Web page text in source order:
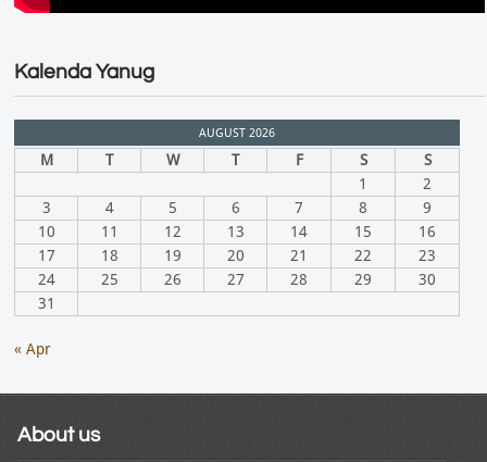
Kalenda Yanug
AUGUST 2026
M T W T F S
S
1
2
3
4 5 6 7 8
9
10
11 12 13 14 15
16
17
18 19 20 21 22
23
24
25 26 27 28 29
30
31
« Apr
About us